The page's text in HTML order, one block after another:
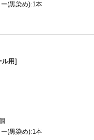
(黒染め):1本
用]
(黒染め):1本